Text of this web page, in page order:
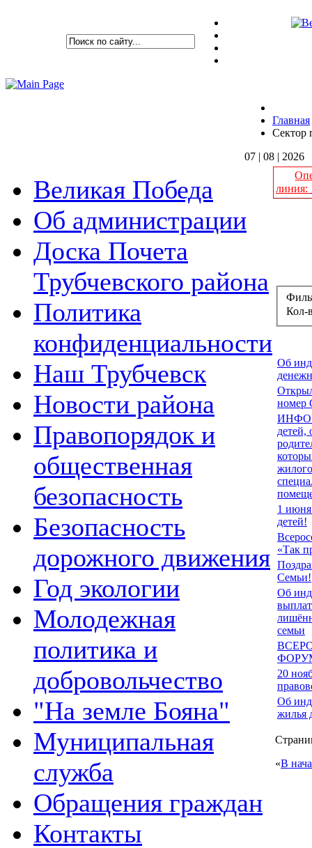
Главная
Сектор
07 | 08 | 2026
Великая Победа
Об администрации
Доска Почета
Трубчевского района
Политика
конфиденциальности
Наш Трубчевск
Новости района
Правопорядок и
общественная
безопасность
Безопасность
дорожного движения
Год экологии
Молодежная
политика и
добровольчество
"На земле Бояна"
Муниципальная
служба
Обращения граждан
Контакты
линия:
Кол-
Об
номер
детей,
1
детей!
«Так
Семьи!
Об
семьи
20
Об
жилья
«В